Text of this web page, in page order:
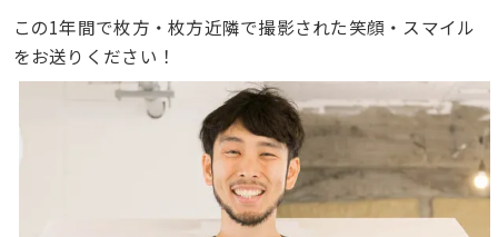
この1年間で枚方・枚方近隣で撮影された笑顔・スマイル
をお送りください！